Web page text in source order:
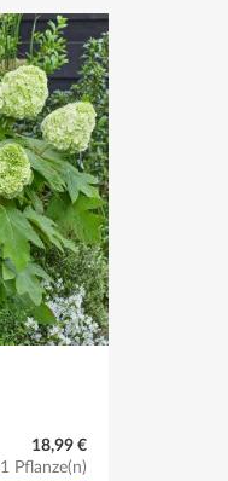
18,99 €
1 Pflanze(n)